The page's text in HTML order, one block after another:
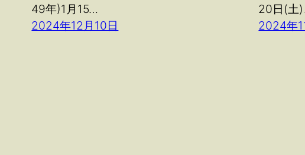
49年)1月15…
2024年12月10日
20日(土
2024年